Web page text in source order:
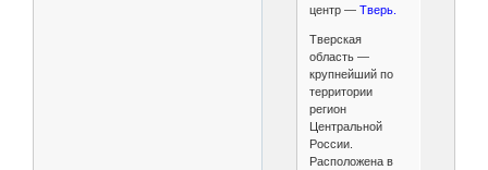
центр —Тверь.
Тверская
область —
крупнейший по
территории
регион
Центральной
России.
Расположена в